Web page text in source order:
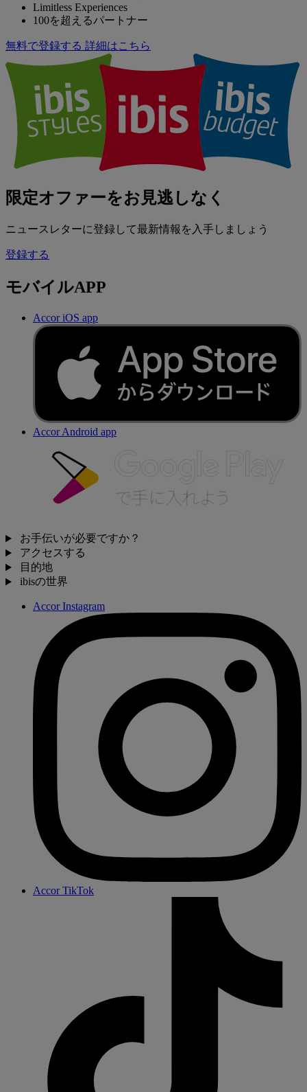
Limitless Experiences
100を超えるパートナー
無料で登録する 詳細はこちら
限定オファーをお見逃しなく
ニュースレターに登録して最新情報を入手しましょう
登録する
モバイルAPP
Accor iOS app
Accor Android app
お手伝いが必要ですか？
アクセスする
目的地
ibisの世界
Accor Instagram
Accor TikTok